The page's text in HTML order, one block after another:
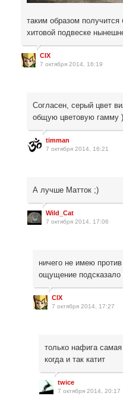
таким образом
хитовой подвеске
CIX
7 октября 2014, 16:19
Согласен, серый цвет
общую цветовую гамму )
timman
7 октября 2014, 16:21
А лучше Матток ;)
Wild_Cat
7 октября 2014, 17:06
ничего не имею
ощущение подсказало
CIX
7 октября 2014, 17:27
только нафига
когда и так катит
twice
7 октября 2014, 20:17